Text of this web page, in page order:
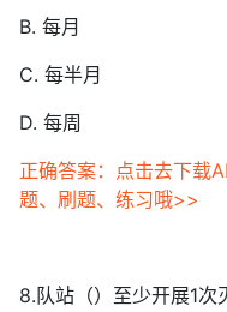
B. 每月
C. 每半月
D. 每周
正确答案：点击去下载
题、刷题、练习哦>>
8.队站（）至少开展1次